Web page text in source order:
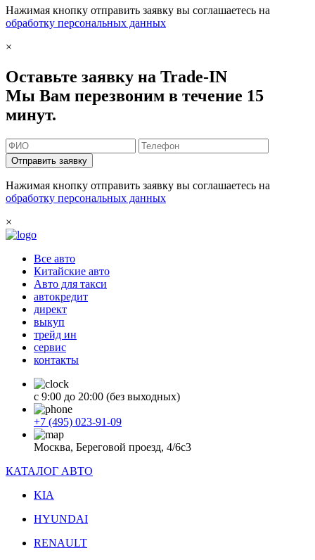
Нажимая кнопку отправить заявку вы соглашаетесь на
обработку персональных данных
×
Оставьте заявку на Trade-IN
Мы Вам перезвоним в течение 15
минут.
Отправить заявку
Нажимая кнопку отправить заявку вы соглашаетесь на
обработку персональных данных
×
Все авто
Китайские авто
Авто для такси
автокредит
директ
выкуп
трейд ин
сервис
контакты
с 9:00 до 20:00 (без выходных)
+7 (495) 023-91-09
Москва, Береговой проезд, 4/6с3
КАТАЛОГ АВТО
KIA
HYUNDAI
RENAULT